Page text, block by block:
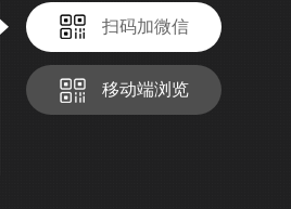
扫码加微信
移动端浏览